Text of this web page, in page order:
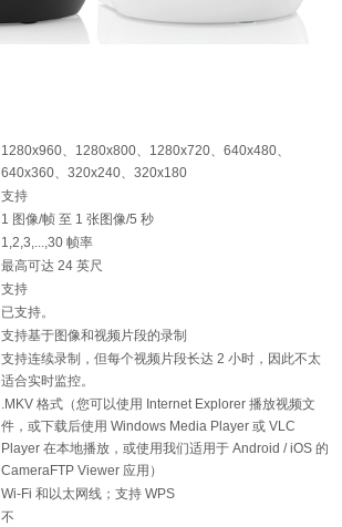
1280x960、1280x800、1280x720、640x480、
640x360、320x240、320x180
支持
1 图像/帧 至 1 张图像/5 秒
1,2,3,...,30 帧率
最高可达 24 英尺
支持
已支持。
支持基于图像和视频片段的录制
支持连续录制，但每个视频片段长达 2 小时，因此不太
适合实时监控。
.MKV 格式（您可以使用 Internet Explorer 播放视频文
件，或下载后使用 Windows Media Player 或 VLC
Player 在本地播放，或使用我们适用于 Android / iOS 的
CameraFTP Viewer 应用）
Wi-Fi 和以太网线；支持 WPS
不